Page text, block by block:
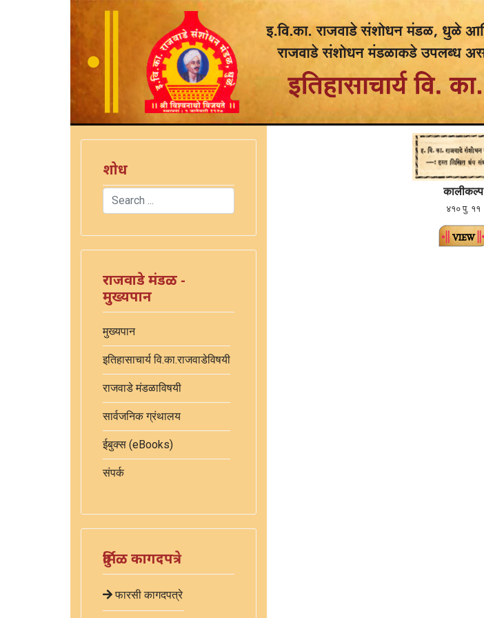
शोध
Search
राजवाडे मंडळ -
मुख्यपान
मुख्यपान
इतिहासाचार्य वि.का.राजवाडेविषयी
राजवाडे मंडळाविषयी
सार्वजनिक ग्रंथालय
ईबुक्स (eBooks)
संपर्क
दुर्मिळ कागदपत्रे
फारसी कागदपत्रे
कालीकल्प
४१० पु. ११